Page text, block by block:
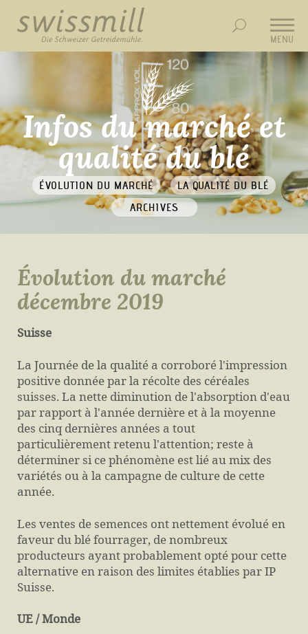
MENU
Infos du marché et
qualité du blé
ÉVOLUTION DU MARCHÉ
LA QUALITÉ DU BLÉ
ARCHIVES
Évolution du marché
décembre 2019
Suisse
La Journée de la qualité a corroboré l'impression
positive donnée par la récolte des céréales
suisses. La nette diminution de l'absorption d'eau
par rapport à l'année dernière et à la moyenne
des cinq dernières années a tout
particulièrement retenu l'attention; reste à
déterminer si ce phénomène est lié au mix des
variétés ou à la campagne de culture de cette
année.
Les ventes de semences ont nettement évolué en
faveur du blé fourrager, de nombreux
producteurs ayant probablement opté pour cette
alternative en raison des limites établies par IP
Suisse.
UE / Monde